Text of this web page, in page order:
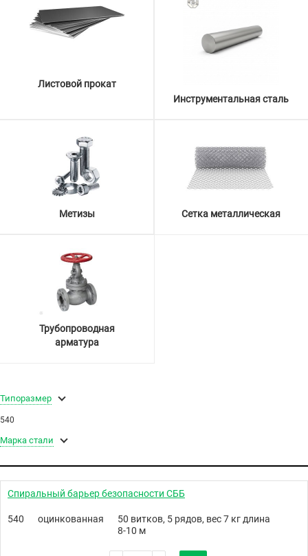
Листовой прокат
Инструментальная сталь
Метизы Сетка металлическая
Трубопроводная
арматура
Типоразмер
540
Марка стали
Спиральный барьер безопасности СББ
540 оцинкованная
50 витков, 5 рядов, вес 7 кг длина
8-10 м